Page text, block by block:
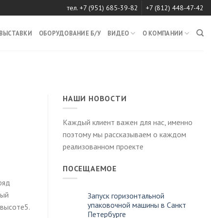
тел. +7 (951) 685-39-82 +7 (812) 448-47-42
ВЫСТАВКИ ОБОРУДОВАНИЕ Б/У ВИДЕО О КОМПАНИИ
НАШИ НОВОСТИ
Каждый клиент важен для нас, именно
поэтому мы рассказываем о каждом
реализованном проекте
ПОСЕЩАЕМОЕ
Запуск горизонтальной
упаковочной машины в Санкт
Петербурге